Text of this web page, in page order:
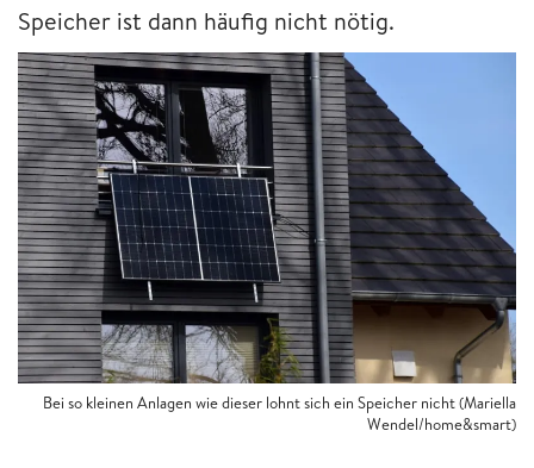
Speicher ist dann häufig nicht nötig.
Bei so kleinen Anlagen wie dieser lohnt sich ein Speicher nicht (Mariella
Wendel/home&smart)